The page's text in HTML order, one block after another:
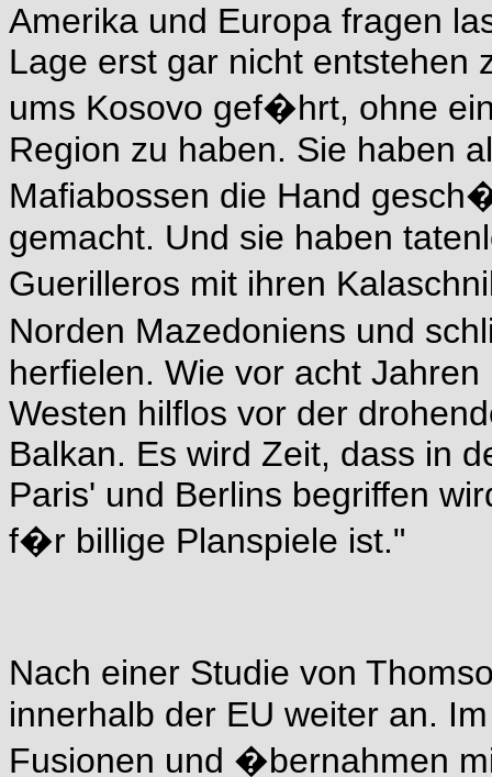
Amerika und Europa fragen
Lage erst gar nicht entstehen
ums Kosovo gef�hrt, ohne
Region zu haben. Sie haben
Mafiabossen die Hand
gemacht. Und sie haben
Guerilleros mit ihren
Norden Mazedoniens und
herfielen. Wie vor acht
Westen hilflos vor der
Balkan. Es wird Zeit, dass in
Paris' und Berlins begriffen
f�r billige Planspiele ist."
Nach einer Studie von
innerhalb der EU weiter an.
Fusionen und �bernahmen